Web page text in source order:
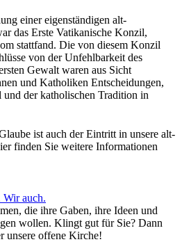
einer eigenständigen alt-
das Erste Vatikanische Konzil,
stattfand. Die von diesem Konzil
von der Unfehlbarkeit des
Gewalt waren aus Sicht
und Katholiken Entscheidungen,
der katholischen Tradition in
ist auch der Eintritt in unsere alt-
finden Sie weitere Informationen
Wir auch.
die ihre Gaben, ihre Ideen und
wollen. Klingt gut für Sie? Dann
unsere offene Kirche!